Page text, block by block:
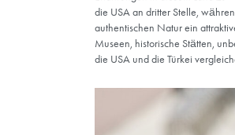
gewährleisten. Die
erschwinglicheren
Einrichtungen und
wirksamen
können Sie sich die